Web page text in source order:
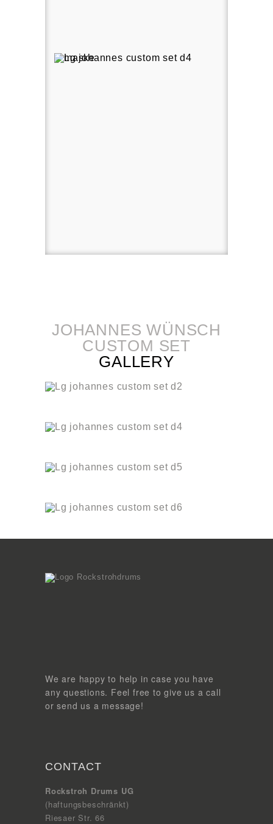
JOHANNES WÜNSCH
CUSTOM SET
GALLERY
We are happy to help in case you have
any questions. Feel free to give us a call
or send us a message!
CONTACT
Rockstroh Drums UG
(haftungsbeschränkt)
Riesaer Str. 66